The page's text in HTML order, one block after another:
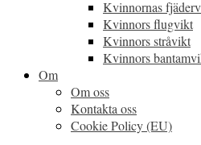
Kvinnornas
Kvinnors flugvikt
Kvinnors stråvikt
Kvinnors
Om
Om oss
Kontakta oss
Cookie Policy (EU)